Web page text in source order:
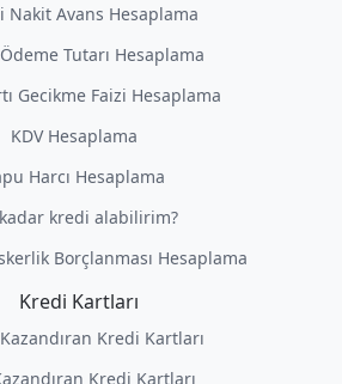
Nakit Avans Hesaplama
Tutarı Hesaplama
Gecikme Faizi Hesaplama
KDV Hesaplama
Harcı Hesaplama
kredi alabilirim?
Borçlanması Hesaplama
Kredi Kartları
Kredi Kartları
Kredi Kartları